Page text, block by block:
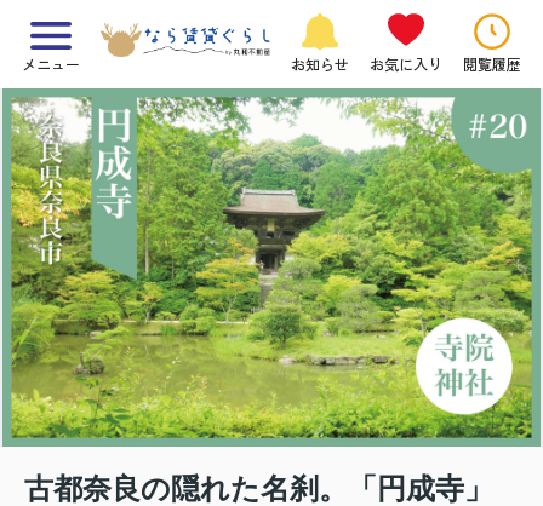
メニュー お知らせ お気に入り 閲覧履歴
古都奈良の隠れた名刹。「円成寺」